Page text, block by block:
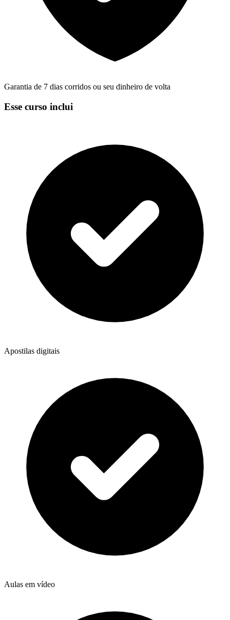
Garantia de 7 dias corridos ou seu dinheiro de volta
Esse curso inclui
Apostilas digitais
Aulas em vídeo